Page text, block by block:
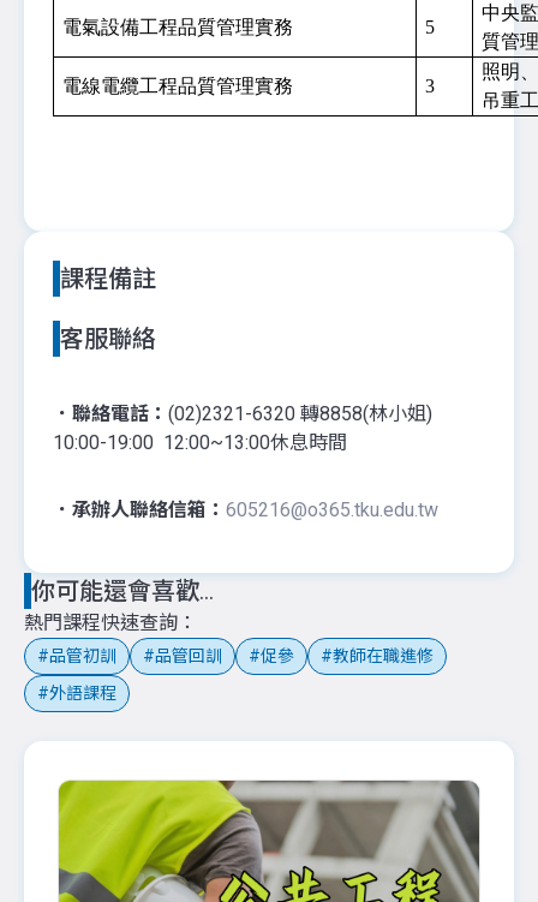
電氣設備工程品質管理實務 5
中央
質管
電線電纜工程品質管理實務 3
照明
吊重
課程備註
客服聯絡
．聯絡電話： (02)2321-6320 轉8858(林小姐)
10:00-19:00 12:00~13:00休息時間
．承辦人聯絡信箱： 605216@o365.tku.edu.tw
你可能還會喜歡...
熱門課程快速查詢
品管初訓 品管回訓 促參
教師在職進修
外語課程